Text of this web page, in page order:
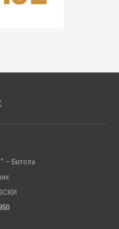
– Битола